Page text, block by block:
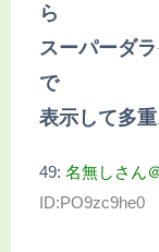
ら
スーパーダ
で
表示して多
49: 名無しさん
ID:PO9zc9he0